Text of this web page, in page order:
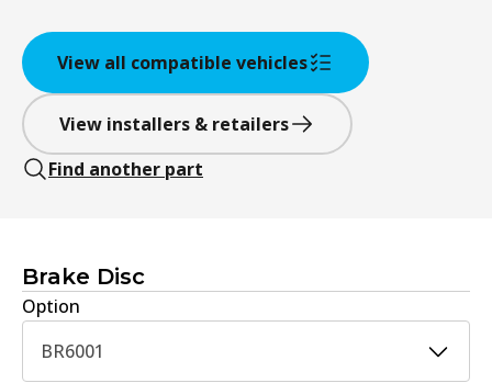
View all compatible vehicles
View installers & retailers
Find another part
Brake Disc
Option
BR6001